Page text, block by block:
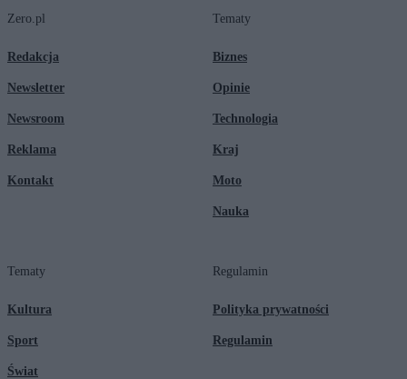
Zero.pl
Redakcja
Newsletter
Newsroom
Reklama
Kontakt
Tematy
Biznes
Opinie
Technologia
Kraj
Moto
Nauka
Tematy
Kultura
Sport
Świat
Regulamin
Polityka prywatności
Regulamin